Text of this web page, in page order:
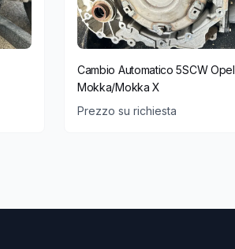
Cambio Automatico 5SCW Opel
Mokka/Mokka X
Prezzo su richiesta